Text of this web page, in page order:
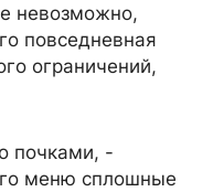
невозможно,
повседневная
ограничений,
почками, -
меню сплошные